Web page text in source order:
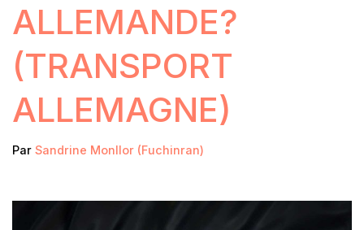
ALLEMANDE?
(TRANSPORT
ALLEMAGNE)
Par Sandrine Monllor (Fuchinran)